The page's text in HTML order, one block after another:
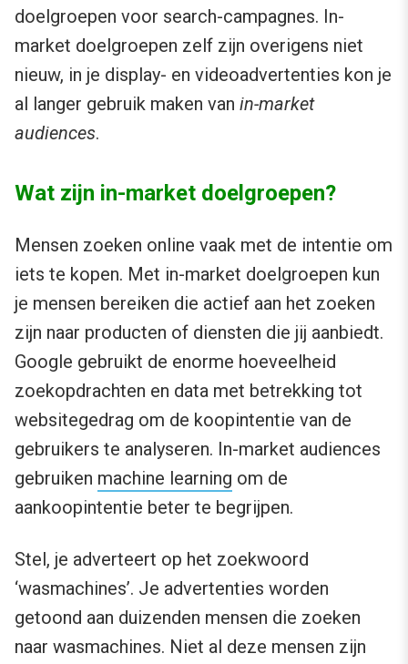
doelgroepen voor search-campagnes. In-
market doelgroepen zelf zijn overigens niet
nieuw, in je display- en videoadvertenties kon je
al langer gebruik maken van in-market
audiences.
Wat zijn in-market doelgroepen?
Mensen zoeken online vaak met de intentie om
iets te kopen. Met in-market doelgroepen kun
je mensen bereiken die actief aan het zoeken
zijn naar producten of diensten die jij aanbiedt.
Google gebruikt de enorme hoeveelheid
zoekopdrachten en data met betrekking tot
websitegedrag om de koopintentie van de
gebruikers te analyseren. In-market audiences
gebruiken machine learning om de
aankoopintentie beter te begrijpen.
Stel, je adverteert op het zoekwoord
‘wasmachines’. Je advertenties worden
getoond aan duizenden mensen die zoeken
naar wasmachines. Niet al deze mensen zijn